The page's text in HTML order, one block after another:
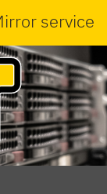
service